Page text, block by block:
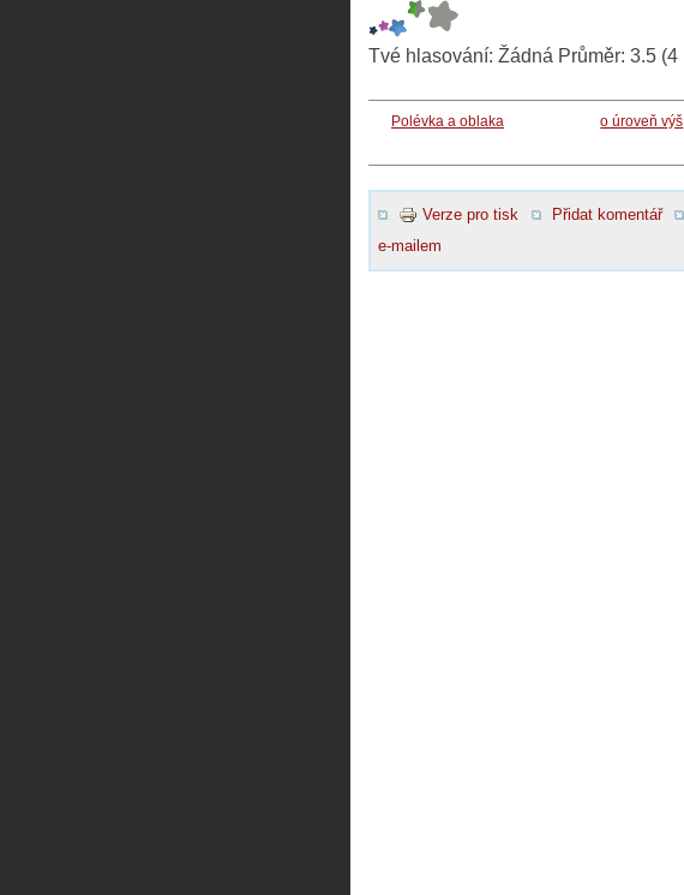
Tvé hlasování: Žádná Průměr: 3.5 (4
Polévka a oblaka o úroveň výš
Verze pro tisk Přidat komentář
e-mailem